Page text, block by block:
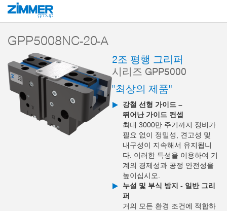
시작 제품
GPP5008NC-20-A
2조 평행 그리퍼
시리즈 GPP5000
"최상의 제품"
강철 선형 가이드 –
뛰어난 가이드 컨셉
최대 3000만 주기까지 정비가
필요 없이 정밀성, 견고성 및
내구성이 지속해서 유지됩니
다. 이러한 특성을 이용하여 기
계의 경제성과 공정 안전성을
높이십시오.
누설 및 부식 방지 - 일반 그리
퍼
거의 모든 환경 조건에 적합하